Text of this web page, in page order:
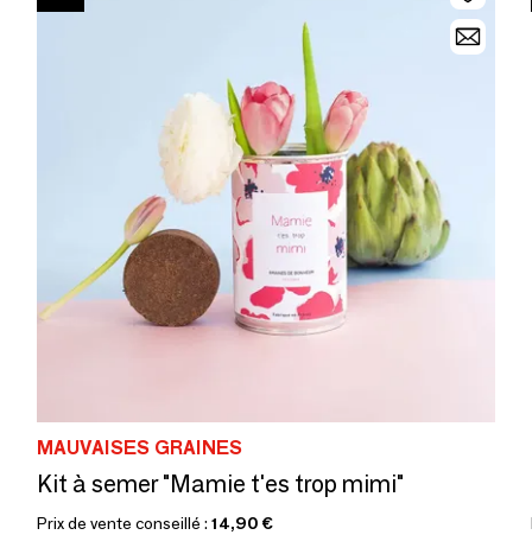
MAUVAISES GRAINES
Kit à semer "Mamie t'es trop mimi"
Prix de vente conseillé : 14,90 €